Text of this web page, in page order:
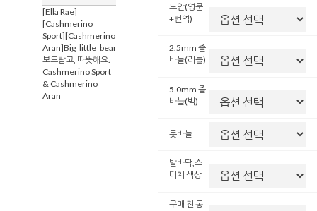
[Ella Rae]
[Cashmerino
Sport][Cashmerino
Aran]Big_little_bear
보드랍고, 따뜻해요.
Cashmerino Sport
& Cashmerino
Aran
도안(영문
+번역)
2.5mm 줄
바늘(리틀)
5.0mm 줄
바늘(빅)
돗바늘
발바닥,스
티치 색상
구매 전 동